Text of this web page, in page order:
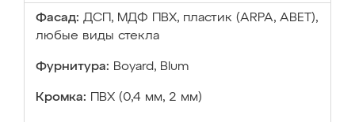
Фасад: ДСП, МДФ ПВХ, пластик (ARPA, ABET),
любые виды стекла
Фурнитура: Boyard, Blum
Кромка: ПВХ (0,4 мм, 2 мм)